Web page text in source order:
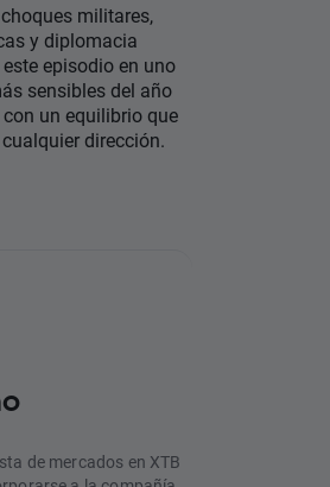
militares,
y diplomacia
episodio en uno
sensibles del año
un equilibrio que
dirección.
de mercados en XTB